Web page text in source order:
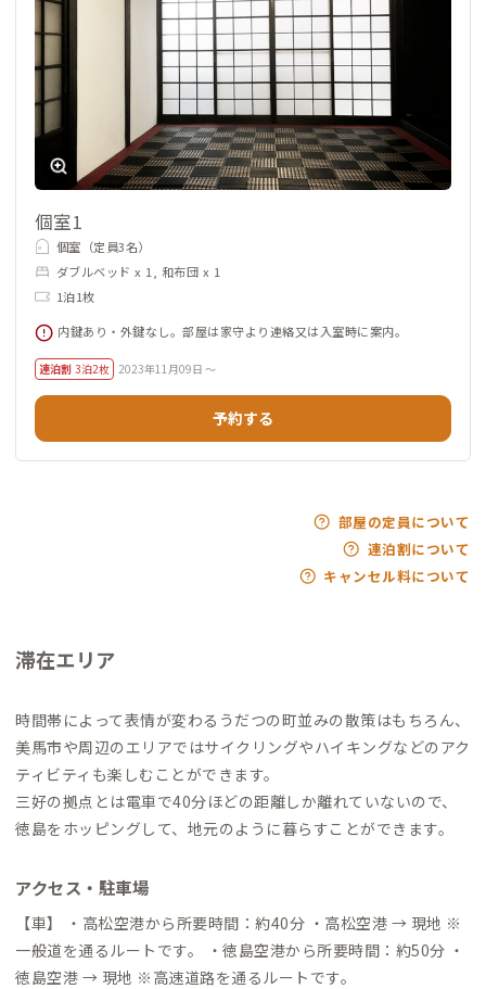
個室1
個室（定員3名）
ダブルベッド x 1, 和布団 x 1
1泊1枚
内鍵あり・外鍵なし。部屋は家守より連絡又は入室時に案内。
連泊割 3泊2枚 2023年11月09日 ～
予約する
部屋の定員について
連泊割について
キャンセル料について
滞在エリア
時間帯によって表情が変わるうだつの町並みの散策はもちろん、
美馬市や周辺のエリアではサイクリングやハイキングなどのアク
ティビティも楽しむことができます。
三好の拠点とは電車で40分ほどの距離しか離れていないので、
徳島をホッピングして、地元のように暮らすことができます。
アクセス・駐車場
【車】 ・高松空港から所要時間：約40分 ・高松空港 → 現地 ※
一般道を通るルートです。 ・徳島空港から所要時間：約50分 ・
徳島空港 → 現地 ※高速道路を通るルートです。